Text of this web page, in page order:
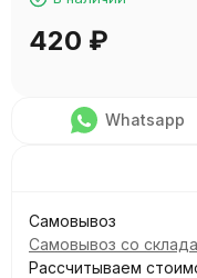
420 ₽
Whatsapp
Самовывоз
Самовывоз со
Рассчитываем